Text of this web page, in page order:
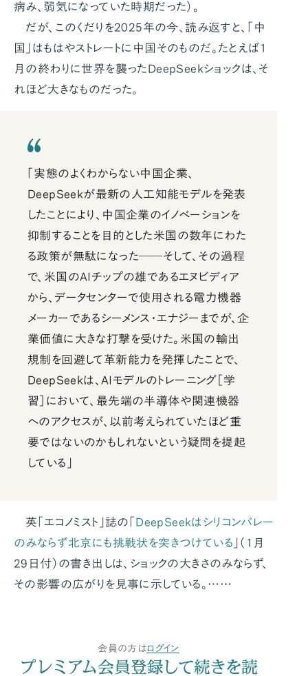
病み、弱気になっていた時期だった）。
だが、このくだりを2025年の今、読み返すと、「中
国」はもはやストレートに中国そのものだ。たとえば1
月の終わりに世界を襲ったDeepSeekショックは、そ
れほど大きなものだった。
「実態のよくわからない中国企業、
DeepSeekが最新の人工知能モデルを発表
したことにより、中国企業のイノベーションを
抑制することを目的とした米国の数年にわた
る政策が無駄になった――そして、その過程
で、米国のAIチップの雄であるエヌビディア
から、データセンターで使用される電力機器
メーカーであるシーメンス・エナジーまでが、企
業価値に大きな打撃を受けた。米国の輸出
規制を回避して革新能力を発揮したことで、
DeepSeekは、AIモデルのトレーニング［学
習］において、最先端の半導体や関連機器
へのアクセスが、以前考えられていたほど重
要ではないのかもしれないという疑問を提起
している」
英「エコノミスト」誌の「 DeepSeekはシリコンバレー
のみならず北京にも挑戦状を突きつけている 」（1月
29日付）の書き出しは、ショックの大きさのみならず、
その影響の広がりを見事に示している。……
会員の方はログイン
プレミアム会員登録して続きを読